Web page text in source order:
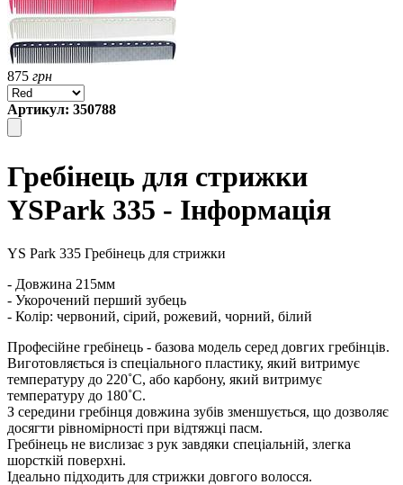
875 грн
Артикул: 350788
Гребінець для стрижки
YSPark 335 - Інформація
YS Park 335 Гребінець для стрижки
- Довжина 215мм
- Укорочений перший зубець
- Колір: червоний, сірий, рожевий, чорний, білий
Професійне гребінець - базова модель серед довгих гребінців.
Виготовляється із спеціального пластику, який витримує
температуру до 220˚С, або карбону, який витримує
температуру до 180˚С.
З середини гребінця довжина зубів зменшується, що дозволяє
досягти рівномірності при відтяжці пасм.
Гребінець не вислизає з рук завдяки спеціальній, злегка
шорсткій поверхні.
Ідеально підходить для стрижки довгого волосся.